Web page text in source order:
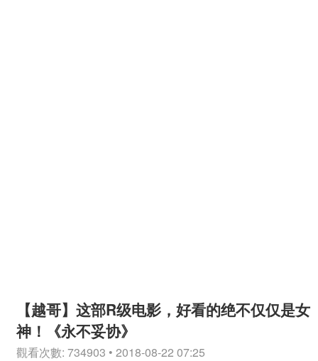
【越哥】这部R级电影，好看的绝不仅仅是女
神！《永不妥协》
觀看次數: 734903 • 2018-08-22 07:25